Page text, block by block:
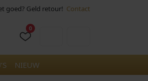
goed? Geld retour! Contact
0
NIEUW